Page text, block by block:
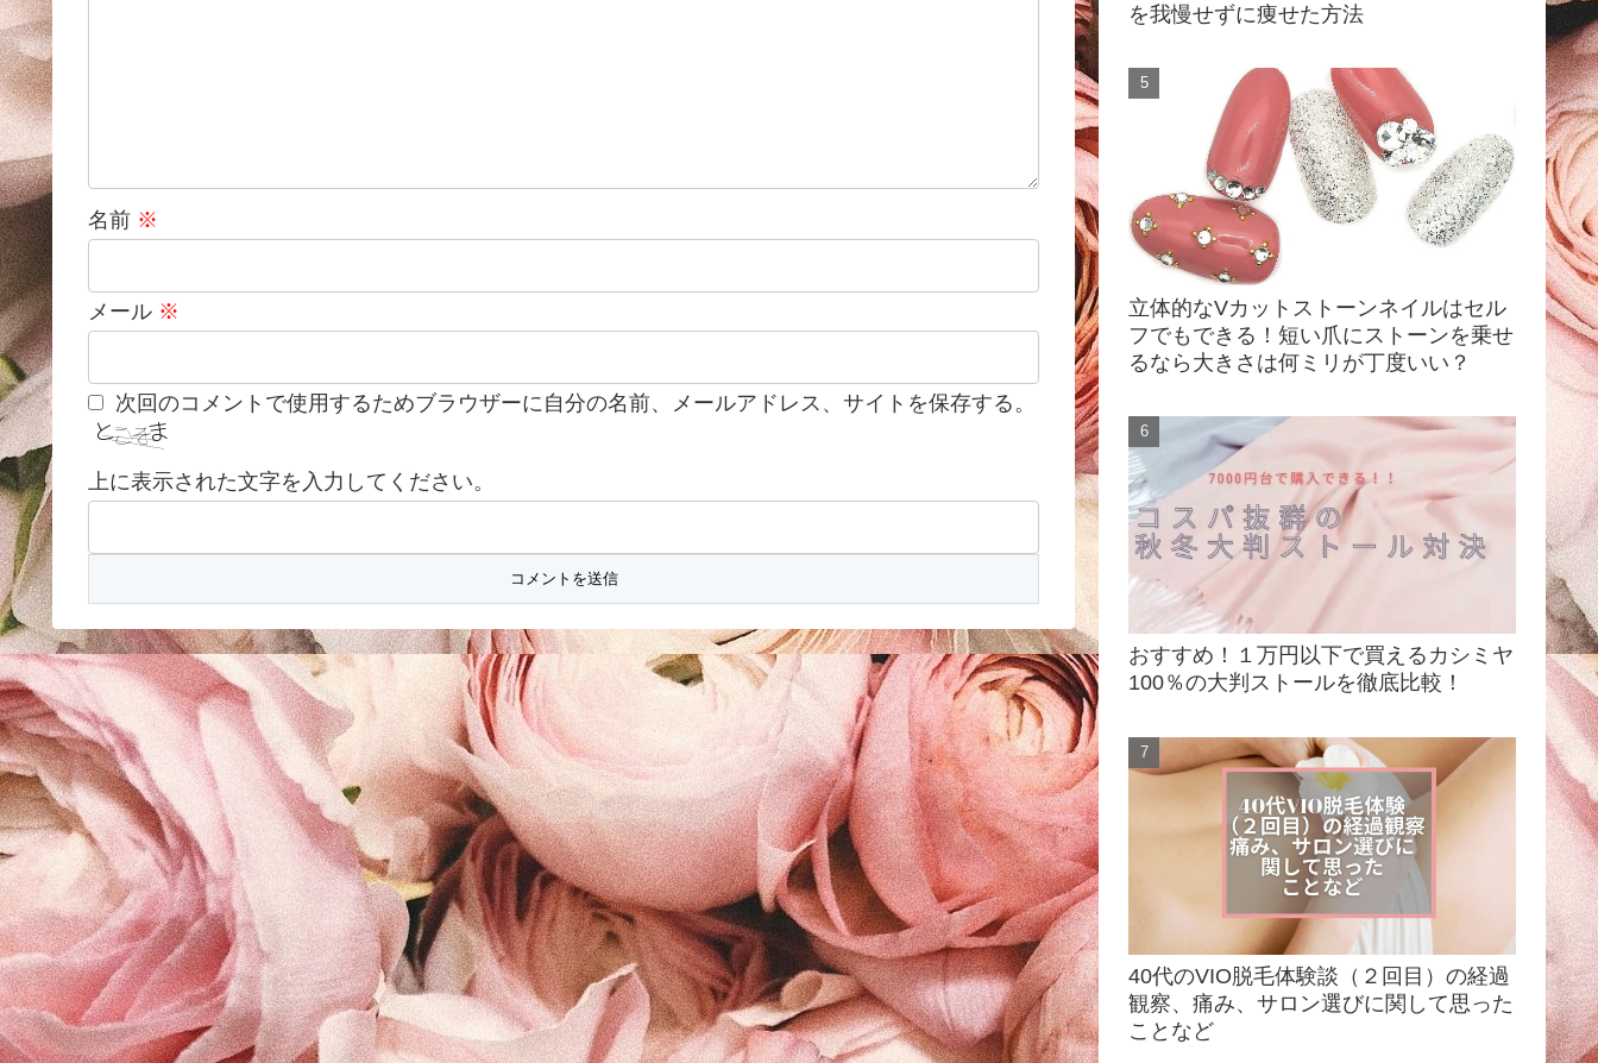
名前 ※
メール ※
次回のコメントで使用するためブラウザーに自分の名前、メールアドレス、サイトを保存する。
上に表示された文字を入力してください。
を我慢せずに痩せた方法
立体的なVカットストーンネイルはセル
フでもできる！短い爪にストーンを乗せ
るなら大きさは何ミリが丁度いい？
おすすめ！１万円以下で買えるカシミヤ
100％の大判ストールを徹底比較！
40代のVIO脱毛体験談（２回目）の経過
観察、痛み、サロン選びに関して思った
ことなど